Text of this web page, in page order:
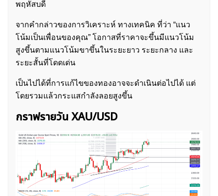
ค้นหา
พฤหัสบดี
จากคำกล่าวของการวิเคราะห์ ทางเทคนิค ที่ว่า “แนว
โน้มเป็นเพื่อนของคุณ” โอกาสที่ราคาจะขึ้นมีแนวโน้ม
สูงขึ้นตามแนวโน้มขาขึ้นในระยะยาว ระยะกลาง และ
ระยะสั้นที่โดดเด่น
เป็นไปได้ที่การแก้ไขของทองอาจจะดำเนินต่อไปได้ แต่
โดยรวมแล้วกระแสกำลังลอยสูงขึ้น
กราฟรายวัน XAU/USD